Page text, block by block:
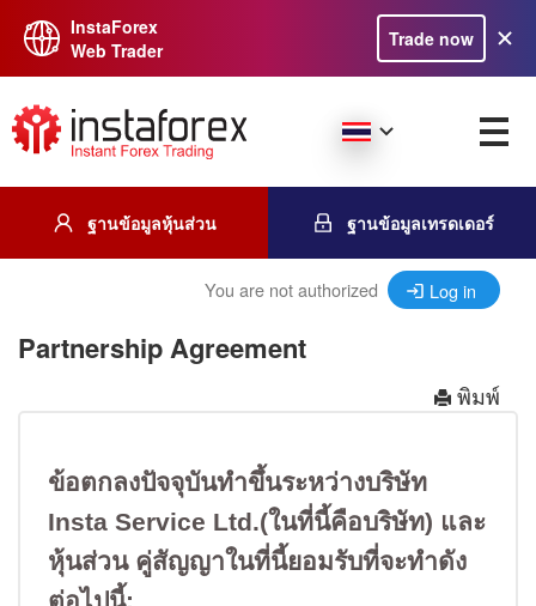
InstaForex
Web Trader
Trade now
ฐานข้อมูลหุ้นส่วน ฐานข้อมูลเทรดเดอร์
You are not authorized Log in
Partnership Agreement
พิมพ์